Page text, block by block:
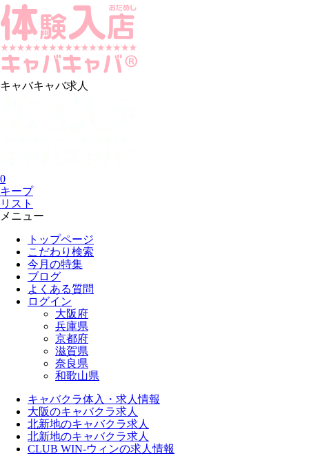
キャバキャバ求人
0
キープ
リスト
メニュー
トップページ
こだわり検索
今月の特集
ブログ
よくある質問
ログイン
大阪府
兵庫県
京都府
滋賀県
奈良県
和歌山県
キャバクラ体入・求人情報
大阪のキャバクラ求人
北新地のキャバクラ求人
北新地のキャバクラ求人
CLUB WIN-ウィンの求人情報